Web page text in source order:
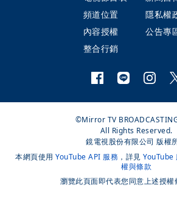
頻道位置
隱私權
內容授權
公告專
整合行銷
©Mirror TV
All Rights Reserved.
鏡電視股份有限公司 版權
本網頁使用 YouTube API 服務 ，詳見 YouTube
權與條款
瀏覽此頁面即代表您同意上述授權